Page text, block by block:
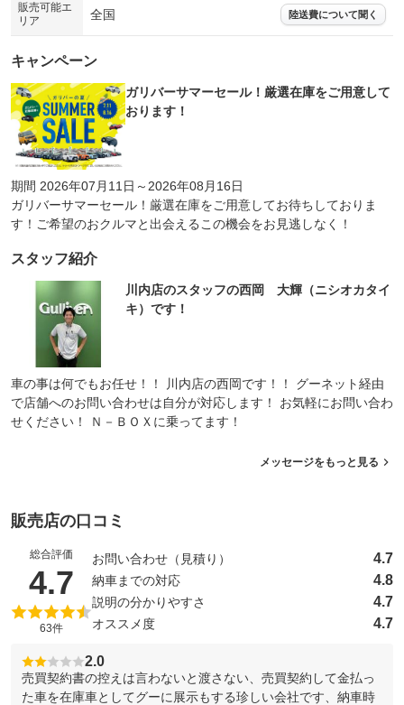
販売可能エ
リア
全国 陸送費について聞く
キャンペーン
ガリバーサマーセール！厳選在庫をご用意して
おります！
期間 2026年07月11日～2026年08月16日
ガリバーサマーセール！厳選在庫をご用意してお待ちしておりま
す！ご希望のおクルマと出会えるこの機会をお見逃しなく！
スタッフ紹介
川内店のスタッフの西岡 大輝（ニシオカタイ
キ）です！
車の事は何でもお任せ！！ 川内店の西岡です！！ グーネット経由
で店舗へのお問い合わせは自分が対応します！ お気軽にお問い合わ
せください！ Ｎ－ＢＯＸに乗ってます！
メッセージをもっと見る
販売店の口コミ
総合評価
4.7 （5点満点中）
63件
お問い合わせ（見積り） 4.7
納車までの対応 4.8
説明の分かりやすさ 4.7
オススメ度 4.7
2.0
売買契約書の控えは言わないと渡さない、売買契約して金払っ
た車を在庫車としてグーに展示もする珍しい会社です、納車時